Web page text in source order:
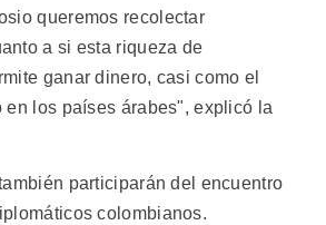
queremos recolectar
a si esta riqueza de
ganar dinero, casi como el
en los países árabes", explicó la
participarán del encuentro
colombianos.